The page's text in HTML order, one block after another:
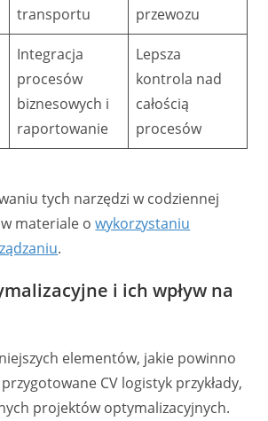
transportu
przewozu
Integracja
procesów
biznesowych i
raportowanie
Lepsza
kontrola nad
całością
procesów
tych narzędzi w codziennej
w materiale owykorzystaniu
.
i ich wpływ na
elementów, jakie powinno
CV logistyk przykłady,
projektów optymalizacyjnych.